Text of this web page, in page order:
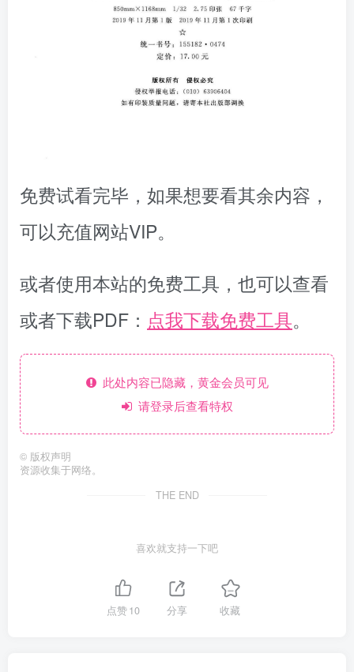
免费试看完毕，如果想要看其余内容，
可以充值网站VIP。
或者使用本站的免费工具，也可以查看
或者下载PDF： 点我下载免费工具。
此处内容已隐藏，黄金会员可见
请登录后查看特权
© 版权声明
资源收集于网络。
THE END
喜欢就支持一下吧
点赞10 分享 收藏